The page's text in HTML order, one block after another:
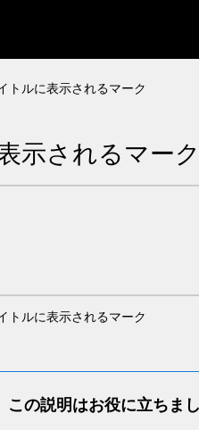
トルに表示されるマーク
示されるマー
トルに表示されるマーク
この説明はお役に立ちま